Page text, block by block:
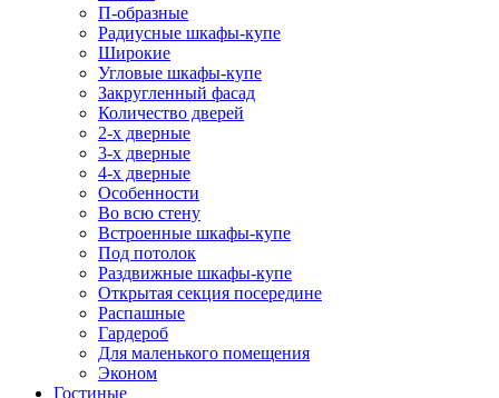
П-образные
Радиусные шкафы-купе
Широкие
Угловые шкафы-купе
Закругленный фасад
Количество дверей
2-х дверные
3-х дверные
4-х дверные
Особенности
Во всю стену
Встроенные шкафы-купе
Под потолок
Раздвижные шкафы-купе
Открытая секция посередине
Распашные
Гардероб
Для маленького помещения
Эконом
Гостиные